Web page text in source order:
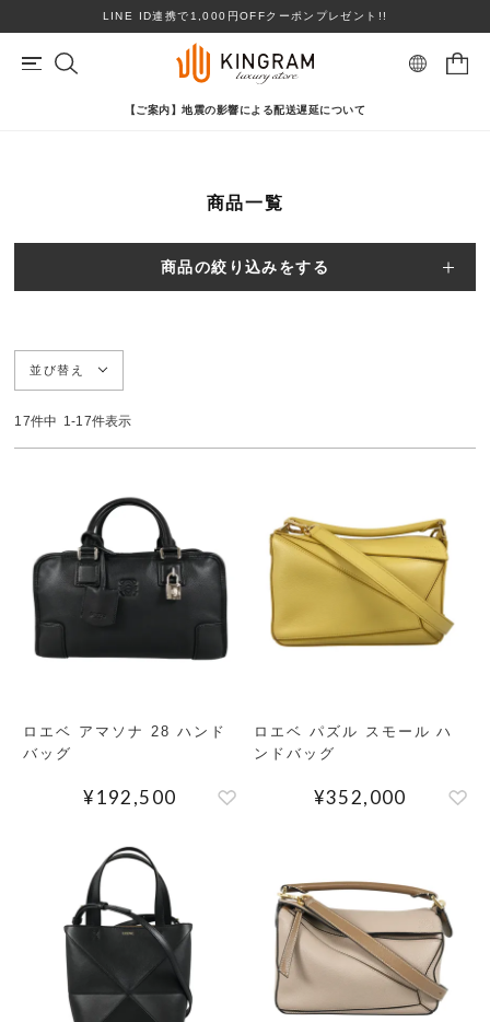
LINE ID連携で1,000円OFFクーポンプレゼント!!
ブランドを選ぶ
価格帯
性別
商品ランク
カラー
PRICE DOWN
TOPICS
MEMBERS
ABOUT US
SHOPLIST
【ご案内】地震の影響による配送遅延について
商品一覧
商品の絞り込みをする
並び替え
17件中 1-17件表示
ロエベ アマソナ 28 ハンド
バッグ
¥192,500
ロエベ パズル スモール ハ
ンドバッグ
¥352,000